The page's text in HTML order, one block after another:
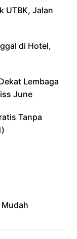
UTBK, Jalan
di Hotel,
Lembaga
June
Tanpa